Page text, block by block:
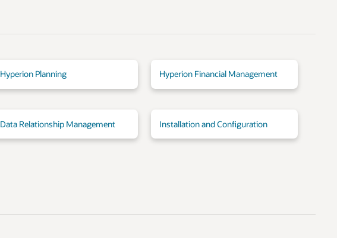
Hyperion Planning Hyperion Financial Management
Data Relationship Management Installation and Configuration